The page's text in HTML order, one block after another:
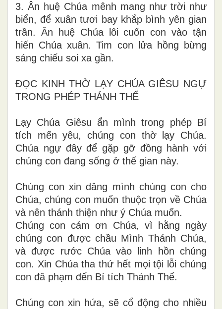
3. Ân huệ Chúa mênh mang như trời như
biển, để xuân tươi bay khắp bình yên gian
trần. Ân huệ Chúa lôi cuốn con vào tận
hiến Chúa xuân. Tim con lửa hồng bừng
sáng chiếu soi xa gần.
ĐỌC KINH THỜ LẠY CHÚA GIÊSU NGỰ
TRONG PHÉP THÁNH THỂ
Lạy Chúa Giêsu ẩn mình trong phép Bí
tích mến yêu, chúng con thờ lạy Chúa.
Chúa ngự đây để gặp gỡ đồng hành với
chúng con đang sống ở thế gian này.
Chúng con xin dâng mình chúng con cho
Chúa, chúng con muốn thuộc trọn về Chúa
và nên thánh thiện như ý Chúa muốn.
Chúng con cám ơn Chúa, vì hằng ngày
chúng con được chầu Mình Thánh Chúa,
và được rước Chúa vào linh hồn chúng
con. Xin Chúa tha thứ hết mọi tội lỗi chúng
con đã phạm đến Bí tích Thánh Thể.
Chúng con xin hứa, sẽ cổ động cho nhiều